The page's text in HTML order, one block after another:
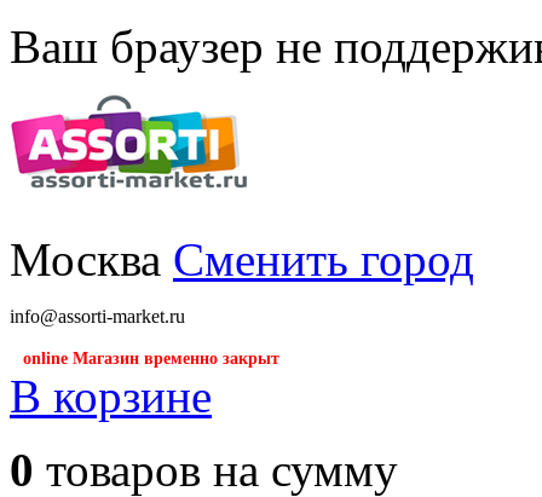
Ваш браузер не
Москва Сменить город
info@assorti-market.ru
online Магазин временно закрыт
В корзине
0 товаров на сумму